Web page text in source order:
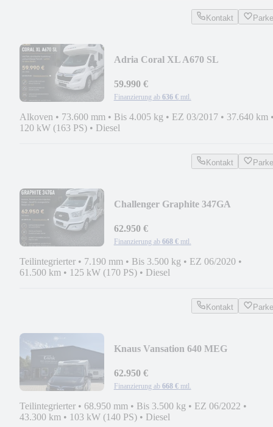
Kontakt
Adria Coral XL A670 SL
59.990 €
Finanzierung ab 636 € mtl.
Alkoven • 73.600 mm • Bis 4.005 kg • EZ 03/2017 • 37.640 km
120 kW (163 PS) • Diesel
Kontakt
Challenger Graphite 347GA
62.950 €
Finanzierung ab 668 € mtl.
Teilintegrierter • 7.190 mm • Bis 3.500 kg • EZ 06/2020 •
61.500 km • 125 kW (170 PS) • Diesel
Kontakt
Knaus Vansation 640 MEG
62.950 €
Finanzierung ab 668 € mtl.
Teilintegrierter • 68.950 mm • Bis 3.500 kg • EZ 06/2022 •
43.300 km • 103 kW (140 PS) • Diesel